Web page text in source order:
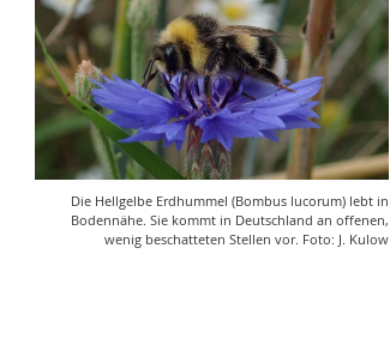
Die Hellgelbe Erdhummel (Bombus lucorum) lebt in
Bodennähe. Sie kommt in Deutschland an offenen,
wenig beschatteten Stellen vor. Foto: J. Kulow